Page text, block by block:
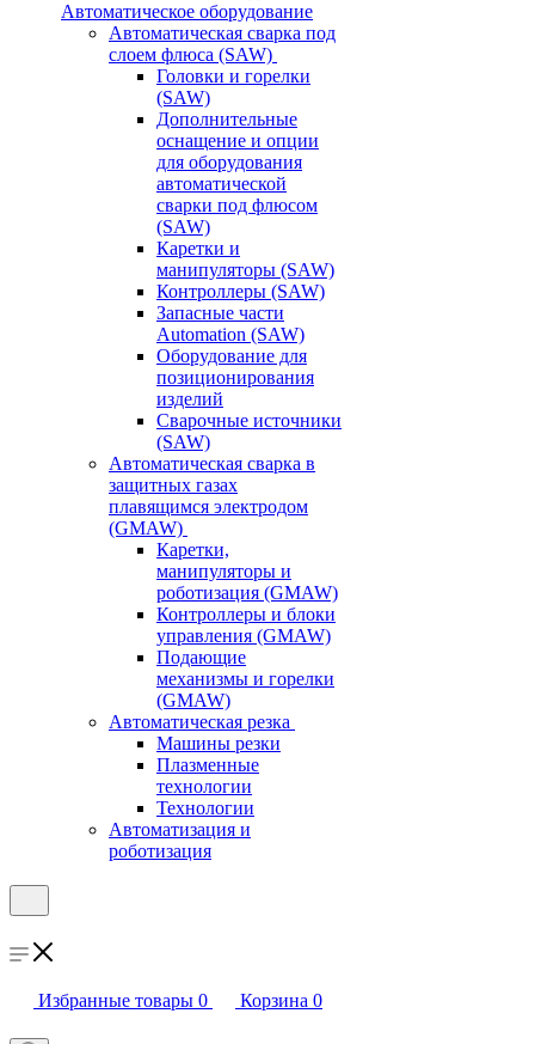
Автоматическое оборудование
Автоматическая сварка под
слоем флюса (SAW)
Головки и горелки
(SAW)
Дополнительные
оснащение и опции
для оборудования
автоматической
сварки под флюсом
(SAW)
Каретки и
манипуляторы (SAW)
Контроллеры (SAW)
Запасные части
Automation (SAW)
Оборудование для
позиционирования
изделий
Сварочные источники
(SAW)
Автоматическая сварка в
защитных газах
плавящимся электродом
(GMAW)
Каретки,
манипуляторы и
роботизация (GMAW)
Контроллеры и блоки
управления (GMAW)
Подающие
механизмы и горелки
(GMAW)
Автоматическая резка
Машины резки
Плазменные
технологии
Технологии
Автоматизация и
роботизация
Избранные товары 0 Корзина 0